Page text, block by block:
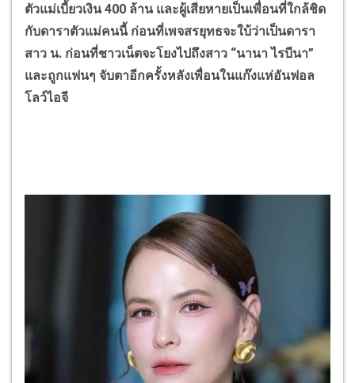
ตัวแม่เบี้ยวเงิน 400 ล้าน และผู้เสียหายเป็นเพื่อนที่ใกล้ชิด
กับดาราตัวแม่คนนี้ ก่อนที่เพจสรยุทธจะใบ้ว่าเป็นดารา
สาว น. ก่อนที่ชาวเน็ตจะโยงไปถึงสาว “นานา ไรบีนา”
และถูกแฟนๆ จับตาอีกครั้งหลังเพื่อนในแก๊งแห่อันฟอล
โลว์ไอจี